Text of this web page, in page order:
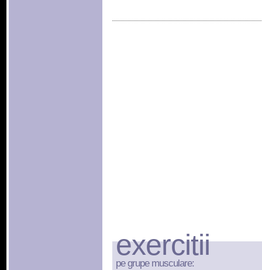
exercitii
pe grupe musculare: